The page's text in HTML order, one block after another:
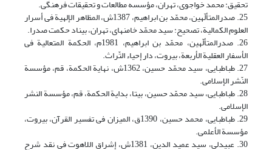
تحقیق: محمد خواجوی، تهران، مؤسسه مطالعات و تحقیقات فرهنگى‏.
25. صدرالمتألّهین، محمّد بن ابراهیم، 1387ش، المظاهر الإلهیة فی أسرار
العلوم الکمالیة، تصحیح: سید محمّد خامنه‏ای، تهران، بیناد حکمت صدرا.
26. صدر‌المتألّهین، محمّد بن ابراهیم، 1981م، الحکمة المتعالیة فی
الأسفار العقلیة الأربعة، بیروت، دار إحیاء التّراث.
27. طباطبایی، سید محمّد حسین، 1362ش، نهایة الحکمة، قم، مؤسسة
النّشر الإسلامی.
28. طباطبایی، سید محمّد حسین، بی‎تا، بدایة الحکمة، قم، مؤسسة النشر
الإسلامی.
29. طباطبایی، محمد حسین، 1390ق، المیزان فی تفسیر القرآن، بیروت،
مؤسسة الأعلمی.
30. عبیدلى‏، سید عمید الدین، 1381ش، إشراق اللاهوت فی نقد شرح